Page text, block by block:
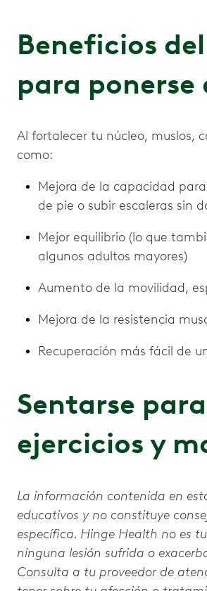
Beneficios
para ponerse
Al fortalecer tu núcleo, muslos,
como:
Mejora de la capacidad
de pie o subir escaleras sin
Mejor equilibrio (lo que
algunos adultos mayores)
Aumento de la movilidad,
Mejora de la resistencia
Recuperación más fácil de
Sentarse
ejercicios y
La información contenida en
educativos y no constituye
específica. Hinge Health no es
ninguna lesión sufrida o
Consulta a tu proveedor de